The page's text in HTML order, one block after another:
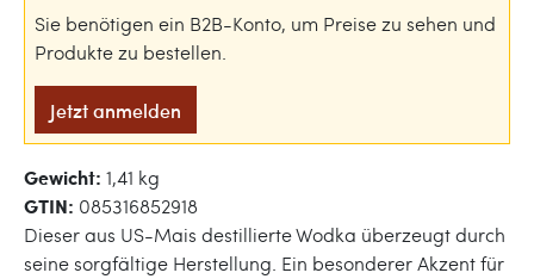
Sie benötigen ein B2B-Konto, um Preise zu sehen und
Produkte zu bestellen.
Jetzt anmelden
Gewicht: 1,41 kg
GTIN: 085316852918
Dieser aus US-Mais destillierte Wodka überzeugt durch
seine sorgfältige Herstellung. Ein besonderer Akzent für